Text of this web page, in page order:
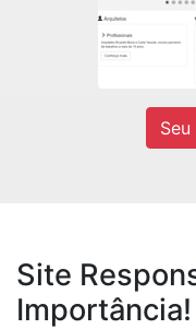
Site
Importância!